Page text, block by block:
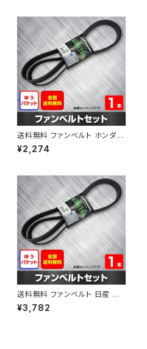
送料無料 ファンベルト ホンダ フ
ィット 型式GE6 H19.10～H25.
09 （国内トップメーカー） 1本 H
¥2,274
送料無料 ファンベルト 日産 キ
ューブ 型式Z12 H20.11～H24.
10 （国内トップメーカー） 1本 H
¥3,782